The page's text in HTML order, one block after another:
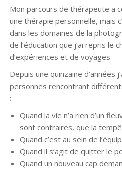
Mon parcours de thérapeute a
une thérapie personnelle, mais
dans les domaines de la
de l’éducation que j’ai repris le
d’expériences et de voyages.
Depuis une quinzaine d’années
personnes rencontrant
:
Quand la vie n’a rien d’un
sont contraires, que la
Quand c’est au sein de
Quand il s’agit de quitter le
Quand un nouveau cap